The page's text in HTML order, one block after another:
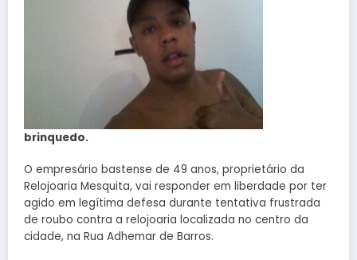
brinquedo.
O empresário bastense de 49 anos, proprietário da
Relojoaria Mesquita, vai responder em liberdade por ter
agido em legítima defesa durante tentativa frustrada
de roubo contra a relojoaria localizada no centro da
cidade, na Rua Adhemar de Barros.